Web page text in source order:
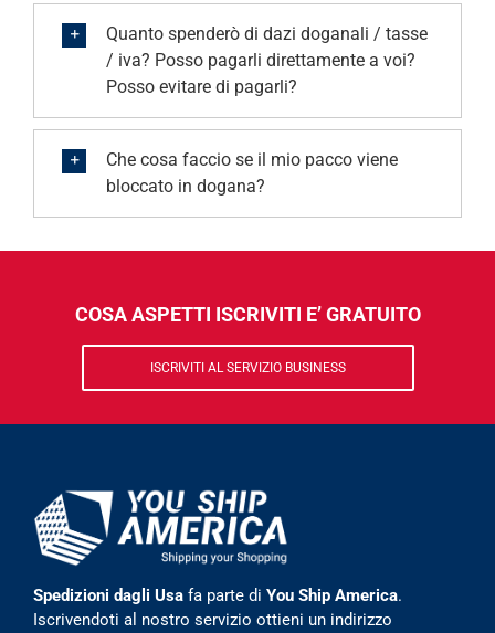
Quanto spenderò di dazi doganali / tasse
/ iva? Posso pagarli direttamente a voi?
Posso evitare di pagarli?
Che cosa faccio se il mio pacco viene
bloccato in dogana?
COSA ASPETTI ISCRIVITI E’ GRATUITO
ISCRIVITI AL SERVIZIO BUSINESS
Spedizioni dagli Usa fa parte di You Ship America.
Iscrivendoti al nostro servizio ottieni un indirizzo